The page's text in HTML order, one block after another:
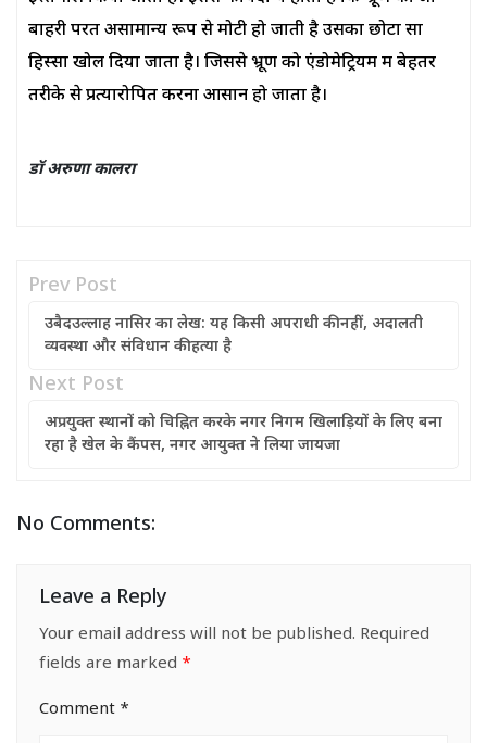
बाहरी परत असामान्य रूप से मोटी हो जाती है उसका छोटा सा
हिस्सा खोल दिया जाता है। जिससे भ्रूण को एंडोमेट्रियम में बेहतर
तरीके से प्रत्यारोपित करना आसान हो जाता है।
डॉ अरुणा कालरा
Prev Post
उबैदउल्लाह नासिर का लेख: यह किसी अपराधी की नहीं, अदालती
व्यवस्था और संविधान की हत्या है
Next Post
अप्रयुक्त स्थानों को चिह्नित करके नगर निगम खिलाड़ियों के लिए बना
रहा है खेल के कैंपस, नगर आयुक्त ने लिया जायजा
No Comments:
Leave a Reply
Your email address will not be published. Required
fields are marked *
Comment *